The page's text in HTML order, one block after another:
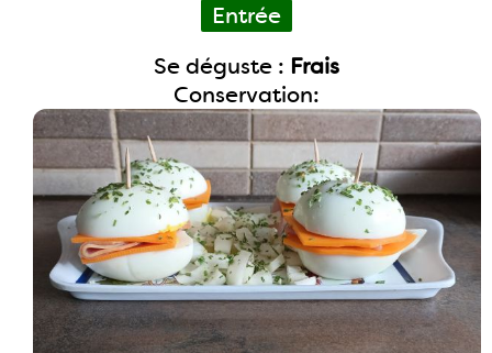
Entrée
Se déguste : Frais
Conservation: